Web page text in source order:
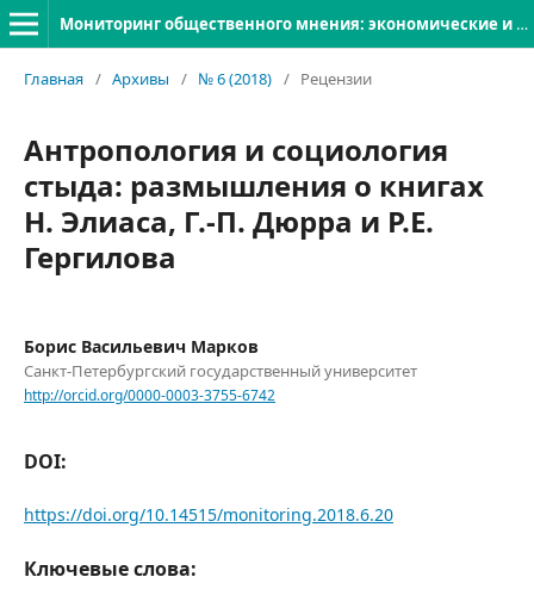
Мониторинг общественного мнения: экономические и социальные перемены
Главная / Архивы / № 6 (2018) / Рецензии
Антропология и социология
стыда: размышления о книгах
Н. Элиаса, Г.-П. Дюрра и Р.Е.
Гергилова
Борис Васильевич Марков
Санкт-Петербургский государственный университет
http://orcid.org/0000-0003-3755-6742
DOI:
https://doi.org/10.14515/monitoring.2018.6.20
Ключевые слова: